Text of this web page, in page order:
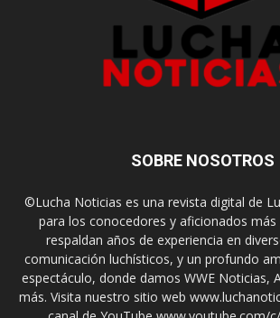
SOBRE NOSOTROS
©Lucha Noticias es una revista digital de
para los conocedores y aficionados más
respaldan años de experiencia en
comunicación luchísticos, y un profundo
espectáculo, donde damos WWE Noticias,
más. Visita nuestro sitio web